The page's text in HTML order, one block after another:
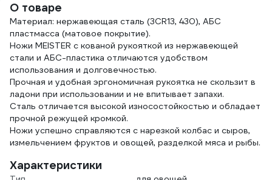
О товаре
Материал: нержавеющая сталь (3CR13, 430), АБС
пластмасса (матовое покрытие).
Ножи MEISTER с кованой рукояткой из нержавеющей
стали и АБС-пластика отличаются удобством
использования и долговечностью.
Прочная и удобная эргономичная рукоятка не скользит в
ладони при использовании и не впитывает запахи.
Cталь отличается высокой износостойкостью и обладает
прочной режущей кромкой.
Ножи успешно справляются с нарезкой колбас и сыров,
измельчением фруктов и овощей, разделкой мяса и рыбы.
Характеристики